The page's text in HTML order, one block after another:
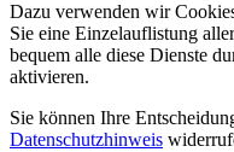
Dazu verwenden wir
Sie eine Einzelauflistung
bequem alle diese Dienste
aktivieren.
Sie können Ihre
Datenschutzhinweis